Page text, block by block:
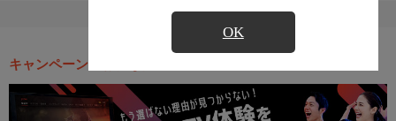
OK
キャンペーン・お得な情報